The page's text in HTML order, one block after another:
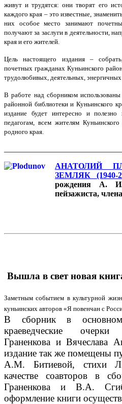
живут и трудятся: они творят его
каждого края – это известные,
них особое место занимают
получают за заслуги в деятельности,
края и его жителей.
Цель настоящего издания –
почетных гражданах Куньинского
трудолюбивых, деятельных, энергичных
В работе над сборником
районной библиотеки и Куньинского
издание будет интересно и полезно
педагогам, всем жителям
родного края.
АНАТОЛИЙ
ЗЕМЛЯК (1940-
рождения А. И.
пейзажиста,
Вышла в свет новая
Заметным событием в культурной
куньинских авторов «Я повенчан с
В сборник в
краеведческие
Граненкова и Вячеслава
издание так же помещены
А.М. Битиевой, стихи
качестве соавторов в
Граненкова и В.А.
оформление книги